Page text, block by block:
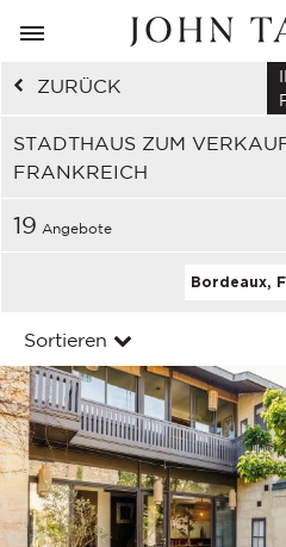
ZURÜCK
STADTHAUS ZUM
FRANKREICH
19 Angebote
Bordeaux,
Sortieren